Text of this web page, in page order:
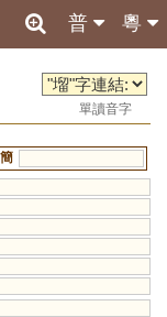
粵
普
單讀音字
簡